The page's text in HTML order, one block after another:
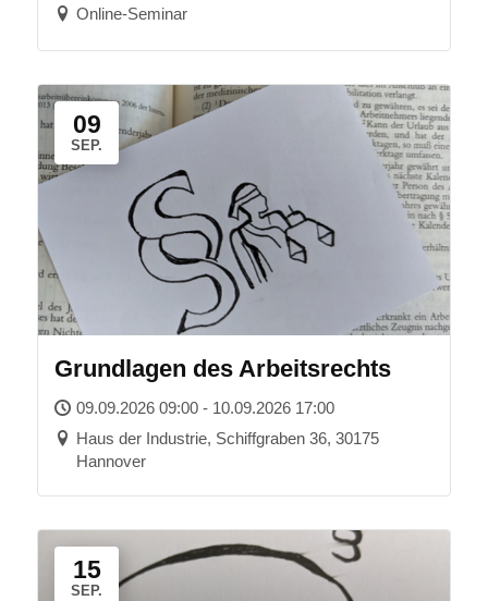
Online-Seminar
09
SEP.
Grundlagen des Arbeitsrechts
09.09.2026 09:00 - 10.09.2026 17:00
Haus der Industrie, Schiffgraben 36, 30175
Hannover
15
SEP.